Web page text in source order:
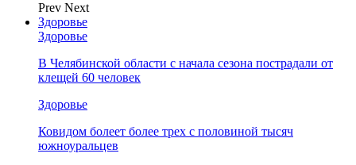
Prev Next
Здоровье
Здоровье
В Челябинской области с начала сезона пострадали от
клещей 60 человек
Здоровье
Ковидом болеет более трех с половиной тысяч
южноуральцев